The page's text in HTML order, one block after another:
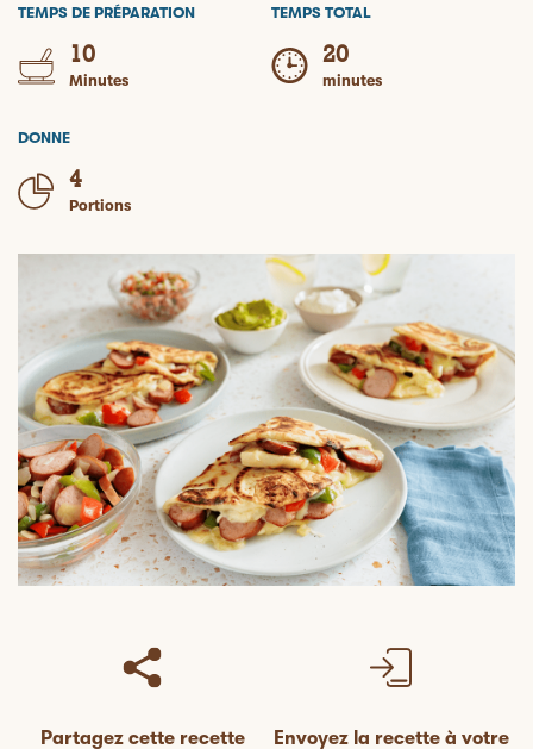
TEMPS DE PRÉPARATION
10
Minutes
TEMPS TOTAL
20
minutes
DONNE
4
Portions
Partagez cette recette
Envoyez la recette à votre